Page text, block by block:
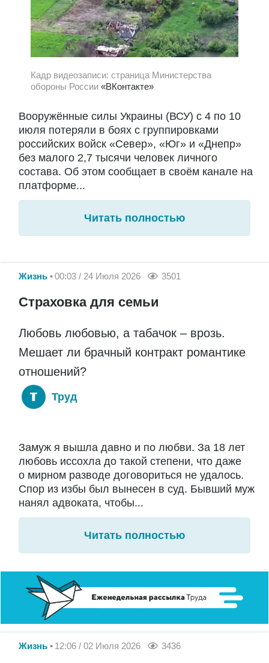
Кадр видеозаписи: страница Министерства
обороны России «ВКонтакте»
Вооружённые силы Украины (ВСУ) с 4 по 10
июля потеряли в боях с группировками
российских войск «Север», «Юг» и «Днепр»
без малого 2,7 тысячи человек личного
состава. Об этом сообщает в своём канале на
платформе...
Читать полностью
Жизнь 00:03 / 24 Июля 2026 3501
Страховка для семьи
Любовь любовью, а табачок – врозь.
Мешает ли брачный контракт романтике
отношений?
Труд
Замуж я вышла давно и по любви. За 18 лет
любовь иссохла до такой степени, что даже
о мирном разводе договориться не удалось.
Спор из избы был вынесен в суд. Бывший муж
нанял адвоката, чтобы...
Читать полностью
Жизнь 12:06 / 02 Июля 2026 3436